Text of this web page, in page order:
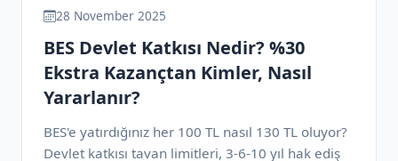
28 November 2025
BES Devlet Katkısı Nedir? %30
Ekstra Kazançtan Kimler, Nasıl
Yararlanır?
BES'e yatırdığınız her 100 TL nasıl 130 TL oluyor?
Devlet katkısı tavan limitleri, 3-6-10 yıl hak ediş